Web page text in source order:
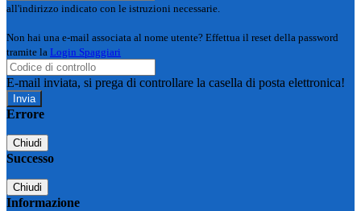
all'indirizzo indicato con le istruzioni necessarie.
Non hai una e-mail associata al nome utente? Effettua il reset della password
tramite la Login Spaggiari
E-mail inviata, si prega di controllare la casella di posta elettronica!
Errore
Chiudi
Successo
Chiudi
Informazione